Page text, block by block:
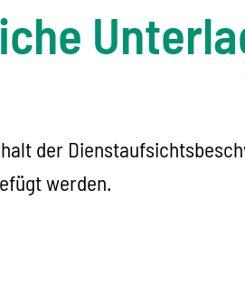
der
werden.